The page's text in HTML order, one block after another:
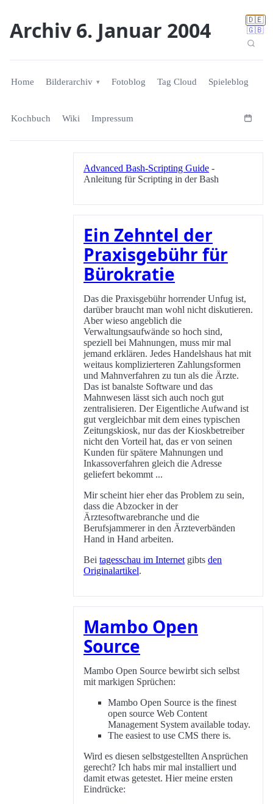
🇩🇪
🇬🇧
Archiv 6. Januar 2004
Home Bilderarchiv Fotoblog Tag Cloud Spieleblog
Kochbuch Wiki Impressum
Advanced Bash-Scripting Guide -
Anleitung für Scripting in der Bash
Ein Zehntel der
Praxisgebühr für
Bürokratie
Das die Praxisgebühr horrender Unfug ist,
darüber braucht man wohl nicht diskutieren.
Aber wieso angeblich die
Verwaltungsaufwände so hoch sind,
speziell bei Mahnungen, muss mir mal
jemand erklären. Jedes Handelshaus hat mit
weitaus komplizierteren Zahlungsformen
und Mahnverfahren zu tun als die Ärzte.
Das ist banalste Software und das
Mahnwesen lässt sich auch noch gut
zentralisieren. Der Eigentliche Aufwand ist
gut vergleichbar mit dem eines typischen
Zeitungskiosk, nur das der Kioskbetreiber
nicht den Vorteil hat, das er von seinen
Kunden für spätere Mahnungen und
Inkassoverfahren gleich die Adresse
geliefert bekommt ...
Mir scheint hier eher das Problem zu sein,
dass die Abzocker in der
Ärztesoftwarebranche und die
Berufsjammerer in den Ärzteverbänden
Hand in Hand arbeiten.
Bei tagesschau im Internet gibts den
Originalartikel.
Mambo Open
Source
Mambo Open Source bewirbt sich selbst
mit markigen Sprüchen:
Mambo Open Source is the finest
open source Web Content
Management System available today.
The easiest to use CMS there is.
Wird es diesen selbstgestellten Ansprüchen
gerecht? Ich habs mir mal installiert und
damit etwas getestet. Hier meine ersten
Eindrücke: